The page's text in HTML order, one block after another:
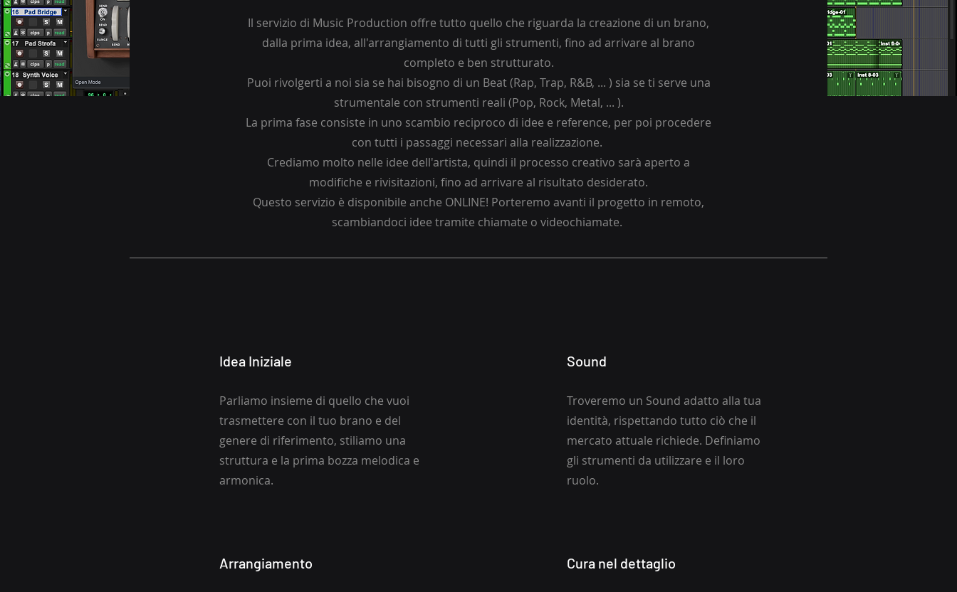
Il servizio di Music Production offre tutto quello che riguarda la creazione di un brano,
dalla prima idea, all'arrangiamento di tutti gli strumenti, fino ad arrivare al brano
completo e ben strutturato.
Puoi rivolgerti a noi sia se hai bisogno di un Beat (Rap, Trap, R&B, ... ) sia se ti serve una
strumentale con strumenti reali (Pop, Rock, Metal, ... ).
La prima fase consiste in uno scambio reciproco di idee e reference, per poi procedere
con tutti i passaggi necessari alla realizzazione.
Crediamo molto nelle idee dell'artista, quindi il processo creativo sarà aperto a
modifiche e rivisitazioni, fino ad arrivare al risultato desiderato.
Questo servizio è disponibile anche ONLINE! Porteremo avanti il progetto in remoto,
scambiandoci idee tramite chiamate o videochiamate.
Idea Iniziale
Parliamo insieme di quello che vuoi
trasmettere con il tuo brano e del
genere di riferimento, stiliamo una
struttura e la prima bozza melodica e
armonica.
Arrangiamento
Sound
Troveremo un Sound adatto alla tua
identità, rispettando tutto ciò che il
mercato attuale richiede. Definiamo
gli strumenti da utilizzare e il loro
ruolo.
Cura nel dettaglio